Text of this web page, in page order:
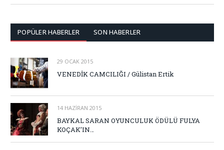
POPÜLER HABERLER SON HABERLER
29 OCAK 2015
VENEDİK CAMCILIĞI / Gülistan Ertik
14 HAZIRAN 2015
BAYKAL SARAN OYUNCULUK ÖDÜLÜ FULYA
KOÇAK’IN…